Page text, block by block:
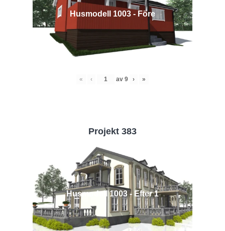
Husmodell 1003 - Före
« ‹ av 9 › »
Projekt 383
Husmodell 1003 - Efter 1